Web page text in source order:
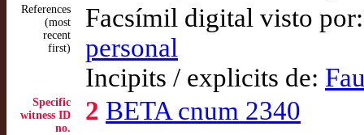
References
(most
recent
first)
Facsímil digital visto
personal
Incipits / explicits de:
Specific
witness ID
no.
2 BETA cnum 2340